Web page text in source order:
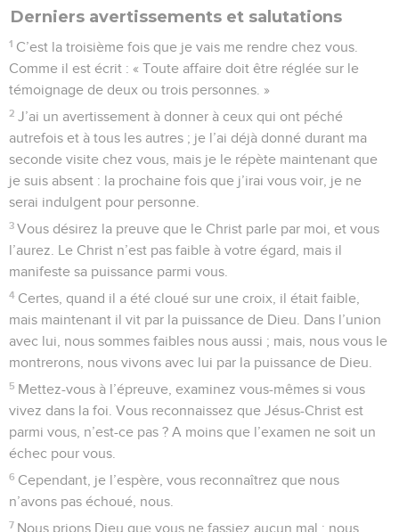
Derniers avertissements et salutations
1 C’est la troisième fois que je vais me rendre chez vous.
Comme il est écrit : « Toute affaire doit être réglée sur le
témoignage de deux ou trois personnes. »
2 J’ai un avertissement à donner à ceux qui ont péché
autrefois et à tous les autres ; je l’ai déjà donné durant ma
seconde visite chez vous, mais je le répète maintenant que
je suis absent : la prochaine fois que j’irai vous voir, je ne
serai indulgent pour personne.
3 Vous désirez la preuve que le Christ parle par moi, et vous
l’aurez. Le Christ n’est pas faible à votre égard, mais il
manifeste sa puissance parmi vous.
4 Certes, quand il a été cloué sur une croix, il était faible,
mais maintenant il vit par la puissance de Dieu. Dans l’union
avec lui, nous sommes faibles nous aussi ; mais, nous vous le
montrerons, nous vivons avec lui par la puissance de Dieu.
5 Mettez-vous à l’épreuve, examinez vous-mêmes si vous
vivez dans la foi. Vous reconnaissez que Jésus-Christ est
parmi vous, n’est-ce pas ? A moins que l’examen ne soit un
échec pour vous.
6 Cependant, je l’espère, vous reconnaîtrez que nous
n’avons pas échoué, nous.
7 Nous prions Dieu que vous ne fassiez aucun mal ; nous